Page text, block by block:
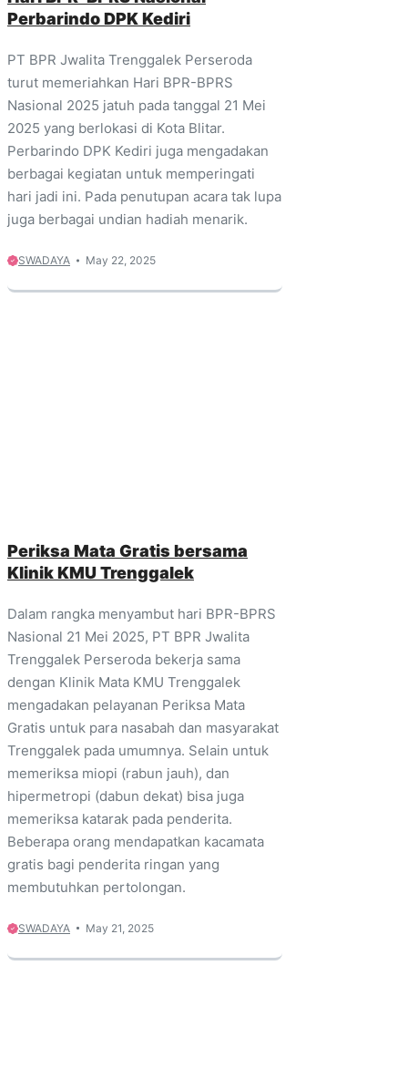
Perbarindo DPK Kediri
PT BPR Jwalita Trenggalek Perseroda
turut memeriahkan Hari BPR-BPRS
Nasional 2025 jatuh pada tanggal 21 Mei
2025 yang berlokasi di Kota Blitar.
Perbarindo DPK Kediri juga mengadakan
berbagai kegiatan untuk memperingati
hari jadi ini. Pada penutupan acara tak lupa
juga berbagai undian hadiah menarik.
SWADAYA May 22, 2025
Periksa Mata Gratis bersama
Klinik KMU Trenggalek
Dalam rangka menyambut hari BPR-BPRS
Nasional 21 Mei 2025, PT BPR Jwalita
Trenggalek Perseroda bekerja sama
dengan Klinik Mata KMU Trenggalek
mengadakan pelayanan Periksa Mata
Gratis untuk para nasabah dan masyarakat
Trenggalek pada umumnya. Selain untuk
memeriksa miopi (rabun jauh), dan
hipermetropi (dabun dekat) bisa juga
memeriksa katarak pada penderita.
Beberapa orang mendapatkan kacamata
gratis bagi penderita ringan yang
membutuhkan pertolongan.
SWADAYA May 21, 2025